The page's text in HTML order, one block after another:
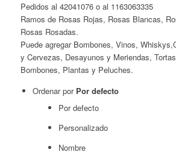
Pedidos al 42041076 o al 1163063335
Ramos de Rosas Rojas, Rosas Blancas,
Rosas Rosadas.
Puede agregar Bombones, Vinos,
y Cervezas, Desayunos y Meriendas,
Bombones, Plantas y Peluches.
Ordenar por Por defecto
Por defecto
Personalizado
Nombre